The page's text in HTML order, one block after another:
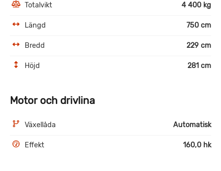
Totalvikt 4 400 kg
Längd 750 cm
Bredd 229 cm
Höjd 281 cm
Motor och drivlina
Växellåda Automatisk
Effekt 160,0 hk